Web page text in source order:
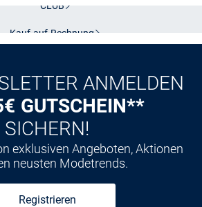
und Retoure mit unserem Friends
ANMELDEN
GUTSCHEIN**
SICHERN!
exklusiven Angeboten, Aktionen
neusten Modetrends.
Registrieren